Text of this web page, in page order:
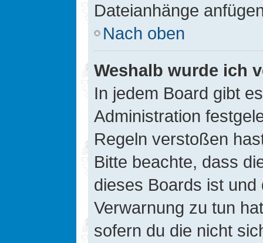
Dateianhänge
Nach oben
Weshalb wurde ich
In jedem Board gibt
Administration
Regeln verstoßen
Bitte beachte, dass
dieses Boards ist
Verwarnung zu tun
sofern du die nicht